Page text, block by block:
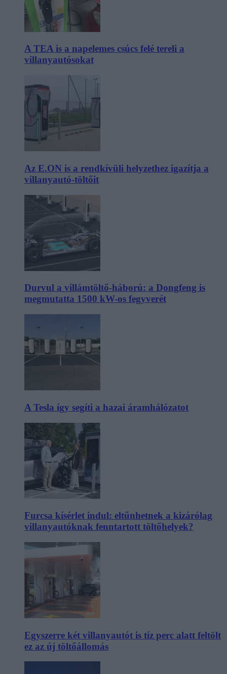
A TEA is a napelemes csúcs felé tereli a
villanyautósokat
Az E.ON is a rendkívüli helyzethez igazítja a
villanyautó-töltőit
Durvul a villámtöltő-háború: a Dongfeng is
megmutatta 1500 kW-os fegyverét
A Tesla így segíti a hazai áramhálózatot
Furcsa kísérlet indul: eltűnhetnek a kizárólag
villanyautóknak fenntartott töltőhelyek?
Egyszerre két villanyautót is tíz perc alatt feltölt
ez az új töltőállomás